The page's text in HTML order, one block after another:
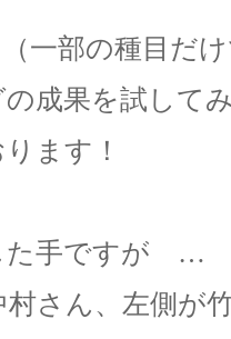
一部の種目だ
成果を試して
ます！
た手ですが …
さん、左側が